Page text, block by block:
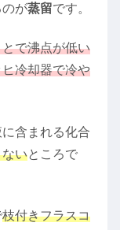
が蒸留です。
で沸点が低い
冷却器で冷や
含まれる化合
いところで
枝付きフラスコ